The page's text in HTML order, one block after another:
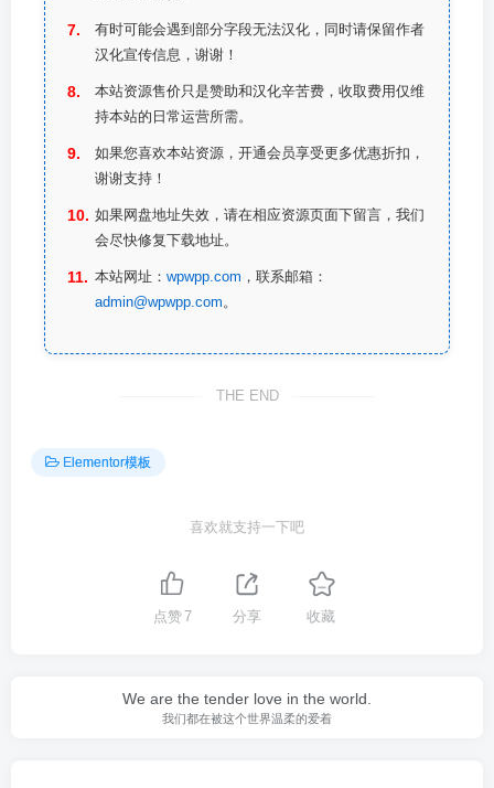
有时可能会遇到部分字段无法汉化，同时请保留作者
汉化宣传信息，谢谢！
本站资源售价只是赞助和汉化辛苦费，收取费用仅维
持本站的日常运营所需。
如果您喜欢本站资源，开通会员享受更多优惠折扣，
谢谢支持！
如果网盘地址失效，请在相应资源页面下留言，我们
会尽快修复下载地址。
本站网址： wpwpp.com ，联系邮箱：
admin@wpwpp.com 。
THE END
Elementor模板
喜欢就支持一下吧
点赞7 分享 收藏
We are the tender love in the world.
我们都在被这个世界温柔的爱着